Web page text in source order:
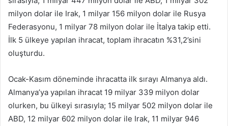
milyon dolar ile Irak, 1 milyar 156 milyon dolar ile Rusya
Federasyonu, 1 milyar 78 milyon dolar ile İtalya takip etti.
İlk 5 ülkeye yapılan ihracat, toplam ihracatın %31,2’sini
oluşturdu.
Ocak-Kasım döneminde ihracatta ilk sırayı Almanya aldı.
Almanya’ya yapılan ihracat 19 milyar 339 milyon dolar
olurken, bu ülkeyi sırasıyla; 15 milyar 502 milyon dolar ile
ABD, 12 milyar 602 milyon dolar ile Irak, 11 milyar 946